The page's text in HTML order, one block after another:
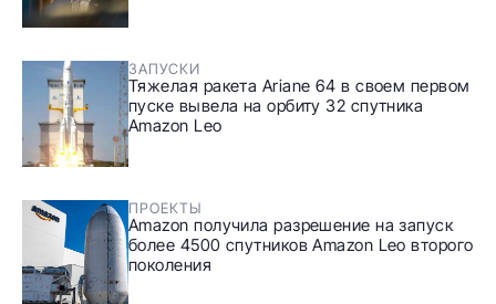
ЗАПУСКИ
Тяжелая ракета Ariane 64 в своем первом
пуске вывела на орбиту 32 спутника
Amazon Leo
ПРОЕКТЫ
Amazon получила разрешение на запуск
более 4500 спутников Amazon Leo второго
поколения